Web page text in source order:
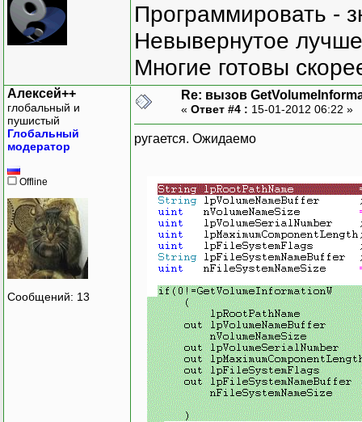
}
}
Программировать -
Невывернутое
Многие готовы
Алексей++
глобальный и
пушистый
Глобальный
модератор
Offline
Сообщений: 13
Re: вызов
« Ответ #4 : 15-01-2012 06:22 »
ругается. Ожидаемо